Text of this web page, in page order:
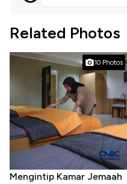
Related Photos
10 Photos
Mengintip Kamar Jemaah